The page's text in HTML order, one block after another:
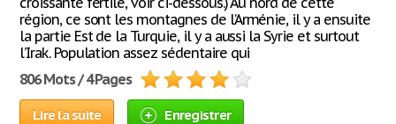
région, ce sont les montagnes de l’Arménie, il y a ensuite
la partie Est de la Turquie, il y a aussi la Syrie et surtout
l’Irak. Population assez sédentaire qui
806 Mots / 4 Pages
Lire la suite Enregistrer